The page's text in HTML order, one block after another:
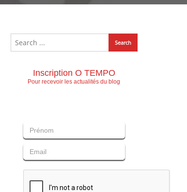
Inscription O TEMPO
Pour recevoir les actualités du blog